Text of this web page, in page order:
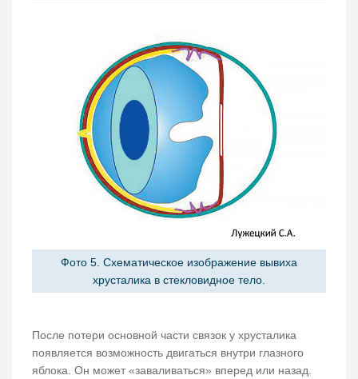
Фото 5. Схематическое изображение вывиха
хрусталика в стекловидное тело.
После потери основной части связок у хрусталика
появляется возможность двигаться внутри глазного
яблока. Он может «заваливаться» вперед или назад.